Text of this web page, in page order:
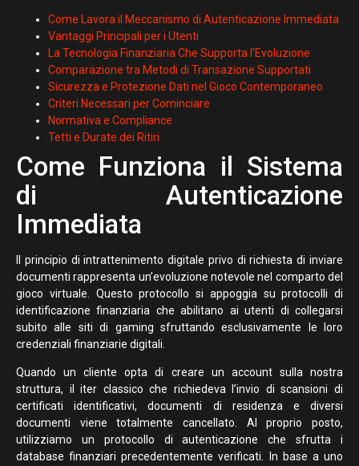
Come Lavora il Meccanismo di Autenticazione Immediata
Vantaggi Principali per i Utenti
La Tecnologia Finanziaria Che Supporta l’Evoluzione
Comparazione tra Metodi di Transazione Supportati
Sicurezza e Protezione Dati nel Gioco Contemporaneo
Criteri Necessari per Cominciare
Normativa e Compliance
Tetti e Durate dei Ritiri
Come Funziona il Sistema
di Autenticazione
Immediata
Il principio di intrattenimento digitale privo di richiesta di inviare
documenti rappresenta un’evoluzione notevole nel comparto del
gioco virtuale. Questo protocollo si appoggia su protocolli di
identificazione finanziaria che abilitano ai utenti di collegarsi
subito alle siti di gaming sfruttando esclusivamente le loro
credenziali finanziarie digitali.
Quando un cliente opta di creare un account sulla nostra
struttura, il iter classico che richiedeva l’invio di scansioni di
certificati identificativi, documenti di residenza e diversi
documenti viene totalmente cancellato. Al proprio posto,
utilizziamo un protocollo di autenticazione che sfrutta i
database finanziari precedentemente verificati. In base a uno